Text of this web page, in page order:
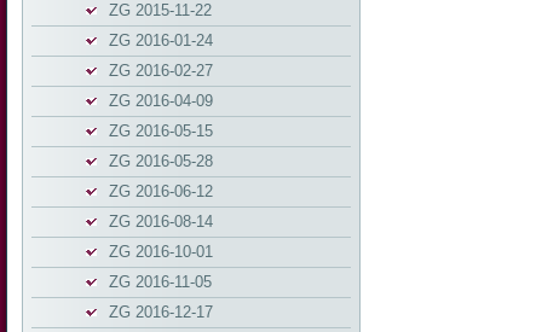
ZG 2015-11-22
ZG 2016-01-24
ZG 2016-02-27
ZG 2016-04-09
ZG 2016-05-15
ZG 2016-05-28
ZG 2016-06-12
ZG 2016-08-14
ZG 2016-10-01
ZG 2016-11-05
ZG 2016-12-17